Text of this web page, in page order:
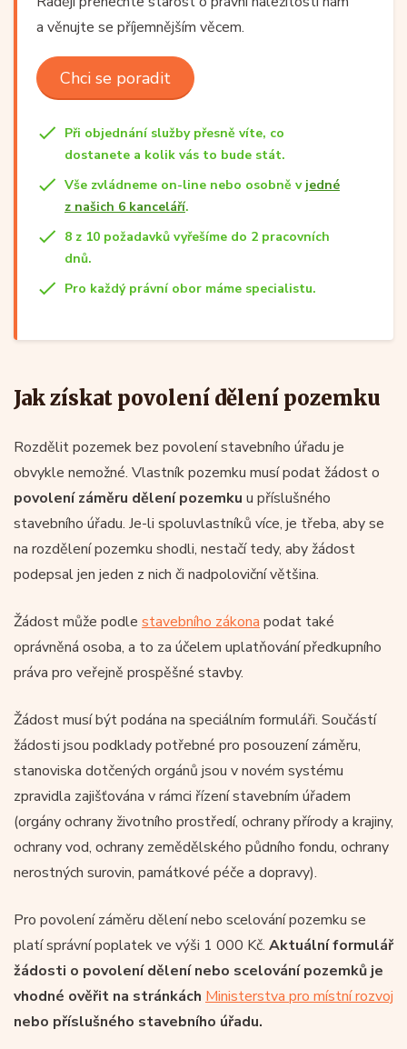
a věnujte se příjemnějším věcem.
Chci se poradit
Při objednání služby přesně víte, co
dostanete a kolik vás to bude stát.
Vše zvládneme on-line nebo osobně v jedné
z našich 6 kanceláří.
8 z 10 požadavků vyřešíme do 2 pracovních
dnů.
Pro každý právní obor máme specialistu.
Jak získat povolení dělení pozemku
Rozdělit pozemek bez povolení stavebního úřadu je
obvykle nemožné. Vlastník pozemku musí podat žádost o
povolení záměru dělení pozemku u příslušného
stavebního úřadu. Je-li spoluvlastníků více, je třeba, aby se
na rozdělení pozemku shodli, nestačí tedy, aby žádost
podepsal jen jeden z nich či nadpoloviční většina.
Žádost může podle stavebního zákona podat také
oprávněná osoba, a to za účelem uplatňování předkupního
práva pro veřejně prospěšné stavby.
Žádost musí být podána na speciálním formuláři. Součástí
žádosti jsou podklady potřebné pro posouzení záměru,
stanoviska dotčených orgánů jsou v novém systému
zpravidla zajišťována v rámci řízení stavebním úřadem
(orgány ochrany životního prostředí, ochrany přírody a krajiny,
ochrany vod, ochrany zemědělského půdního fondu, ochrany
nerostných surovin, památkové péče a dopravy).
Pro povolení záměru dělení nebo scelování pozemku se
platí správní poplatek ve výši 1 000 Kč. Aktuální formulář
žádosti o povolení dělení nebo scelování pozemků je
vhodné ověřit na stránkách Ministerstva pro místní rozvoj
nebo příslušného stavebního úřadu.